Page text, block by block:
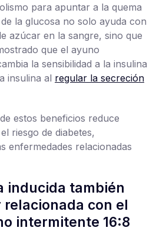
para apuntar a la quema
la glucosa no solo ayuda con
azúcar en la sangre, sino que
que el ayuno
la sensibilidad a la insulina
insulina al regular la secreción
estos beneficios reduce
riesgo de diabetes,
enfermedades relacionadas
inducida también
relacionada con el
intermitente 16:8